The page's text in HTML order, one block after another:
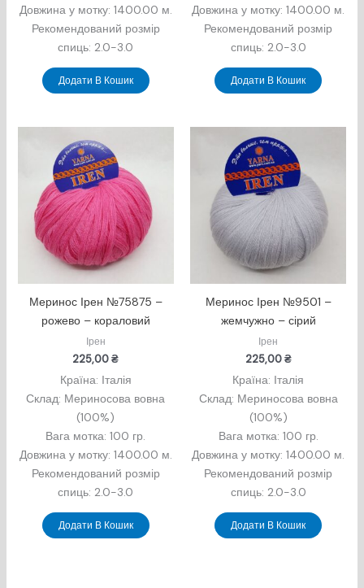
Довжина у мотку: 1400.00 м.
Рекомендований розмір
спиць: 2.0-3.0
Додати В Кошик
Довжина у мотку: 1400.00 м.
Рекомендований розмір
спиць: 2.0-3.0
Додати В Кошик
Меринос Ірен №75875 –
рожево – кораловий
Ірен
225,00₴
Країна: Італія
Склад: Мериносова вовна
(100%)
Вага мотка: 100 гр.
Довжина у мотку: 1400.00 м.
Рекомендований розмір
спиць: 2.0-3.0
Додати В Кошик
Меринос Ірен №9501 –
жемчужно – сірий
Ірен
225,00₴
Країна: Італія
Склад: Мериносова вовна
(100%)
Вага мотка: 100 гр.
Довжина у мотку: 1400.00 м.
Рекомендований розмір
спиць: 2.0-3.0
Додати В Кошик